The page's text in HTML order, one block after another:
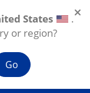
States
.
or region?
Go